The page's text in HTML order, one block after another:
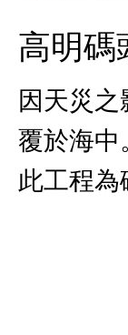
高明碼
因天災
覆於海中
此工程為